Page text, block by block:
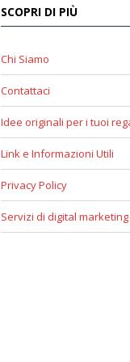
SCOPRI DI PIÙ
Chi Siamo
Contattaci
Idee originali per i tuoi
Link e Informazioni Utili
Privacy Policy
Servizi di digital